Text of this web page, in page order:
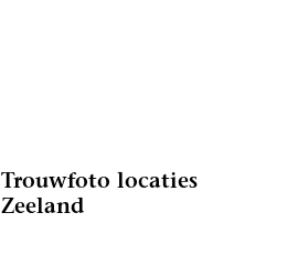
Trouwfoto locaties
Zeeland